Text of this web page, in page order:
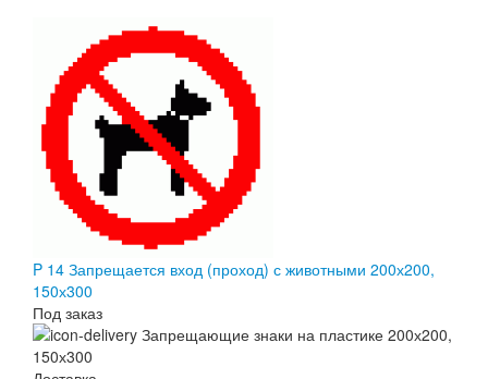
P 14 Запрещается вход (проход) с животными 200х200,
150х300
Под заказ